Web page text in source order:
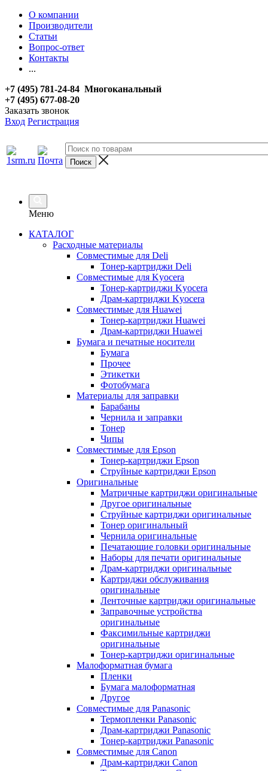
О компании
Производители
Статьи
Вопрос-ответ
Контакты
...
+7 (495) 781-24-84 Многоканальный
+7 (495) 677-08-20
Заказать звонок
Вход Регистрация
Меню
КАТАЛОГ
Расходные материалы
Совместимые для Deli
Тонер-картриджи Deli
Совместимые для Kyocera
Тонер-картриджи Kyocera
Драм-картриджи Kyocera
Совместимые для Huawei
Тонер-картриджи Huawei
Драм-картриджи Huawei
Бумага и печатные носители
Бумага
Прочее
Этикетки
Фотобумага
Материалы для заправки
Барабаны
Чернила и заправки
Тонер
Чипы
Совместимые для Epson
Тонер-картриджи Epson
Струйные картриджи Epson
Оригинальные
Матричные картриджи оригинальные
Другое оригинальные
Струйные картриджи оригинальные
Тонер оригинальный
Чернила оригинальные
Печатающие головки оригинальные
Наборы для печати оригинальные
Драм-картриджи оригинальные
Картриджи обслуживания
оригинальные
Ленточные картриджи оригинальные
Заправочные устройства
оригинальные
Факсимильные картриджи
оригинальные
Тонер-картриджи оригинальные
Малоформатная бумага
Пленки
Бумага малоформатная
Другое
Совместимые для Panasonic
Термопленки Panasonic
Драм-картриджи Panasonic
Тонер-картриджи Panasonic
Совместимые для Canon
Драм-картриджи Canon